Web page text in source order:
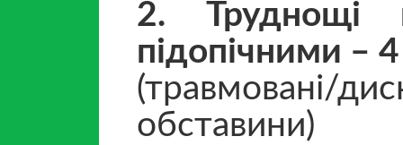
2. Труднощі
підопічними – 4
(травмовані/
обставини)